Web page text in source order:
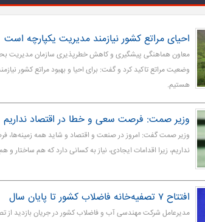
احیای مراتع کشور نیازمند مدیریت یکپارچه است
معاون هماهنگی پیشگیری و کاهش خطرپذیری سازمان مدیریت
وضعیت مراتع تاکید کرد و گفت: برای احیا و بهبود مراتع کشور
هستیم.
وزیر صمت: فرصت سعی و خطا در اقتصاد نداریم
وزیر صمت گفت: امروز در صنعت و اقتصاد و شاید همه
نداریم، زیرا اقدامات ایجادی، نیاز به کسانی دارد که هم ساختار و
افتتاح ۷ تصفیه‌خانه فاضلاب کشور تا پایان سال
مدیرعامل شرکت مهندسی آب و فاضلاب کشور در جریان بازدید از